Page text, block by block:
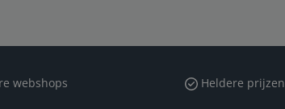
webshops Heldere prijzen